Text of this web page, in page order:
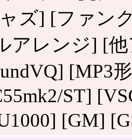
ズ] [ファン
アレンジ] [
[MP3
ST]
[GM]